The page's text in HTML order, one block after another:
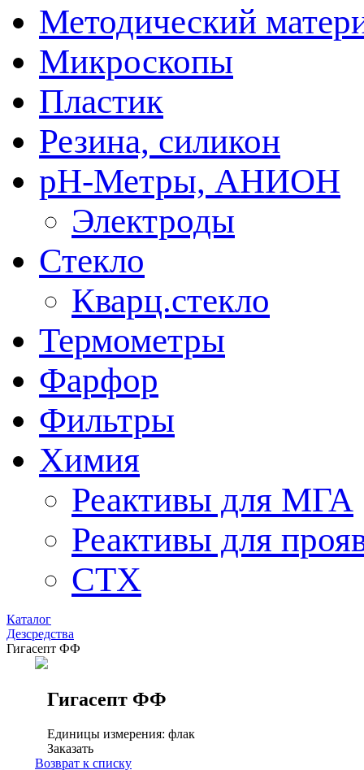
Методический
Микроскопы
Пластик
Резина, силикон
рН-Метры, АНИОН
Электроды
Стекло
Кварц.стекло
Термометры
Фарфор
Фильтры
Химия
Реактивы для МГА
Реактивы для
СТХ
Каталог
Дезсредства
Гигасепт ФФ
Гигасепт ФФ
Единицы измерения: флак
Заказать
Возврат к списку